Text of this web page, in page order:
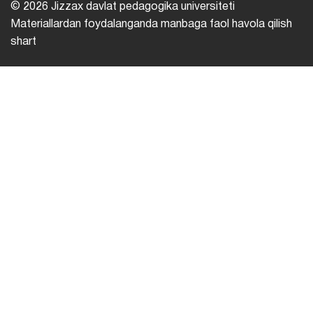
© 2026 Jizzax davlat pedagogika universiteti
Materiallardan foydalanganda manbaga faol havola qilish
shart